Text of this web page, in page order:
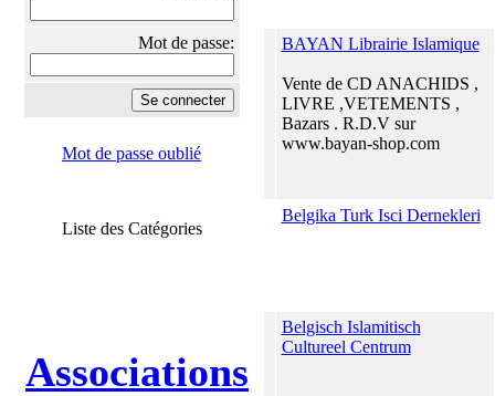
Mot de passe:
Mot de passe oublié
Liste des Catégories
Associations
BAYAN Librairie Islamique
Vente de CD ANACHIDS ,
LIVRE ,VETEMENTS ,
Bazars . R.D.V sur
www.bayan-shop.com
Belgika Turk Isci Dernekleri
Belgisch Islamitisch
Cultureel Centrum